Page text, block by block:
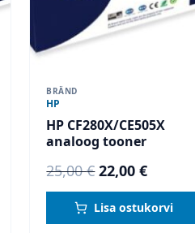
BRÄND
HP
HP CF280X/CE505X
analoog tooner
25,00€Algne
hind
oli:
22,00€Current
price
is:
Lisa ostukorvi